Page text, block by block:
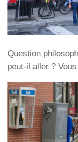
Question
peut-il aller ?